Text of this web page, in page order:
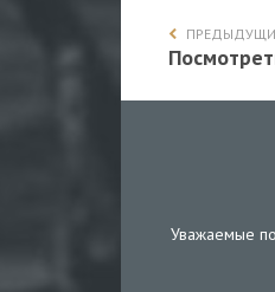
Уважаемые